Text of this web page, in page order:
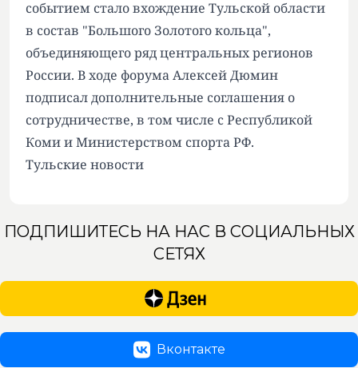
событием стало вхождение Тульской области
в состав "Большого Золотого кольца",
объединяющего ряд центральных регионов
России. В ходе форума Алексей Дюмин
подписал дополнительные соглашения о
сотрудничестве, в том числе с Республикой
Коми и Министерством спорта РФ.
Тульские новости
ПОДПИШИТЕСЬ НА НАС В СОЦИАЛЬНЫХ
СЕТЯХ
Вконтакте